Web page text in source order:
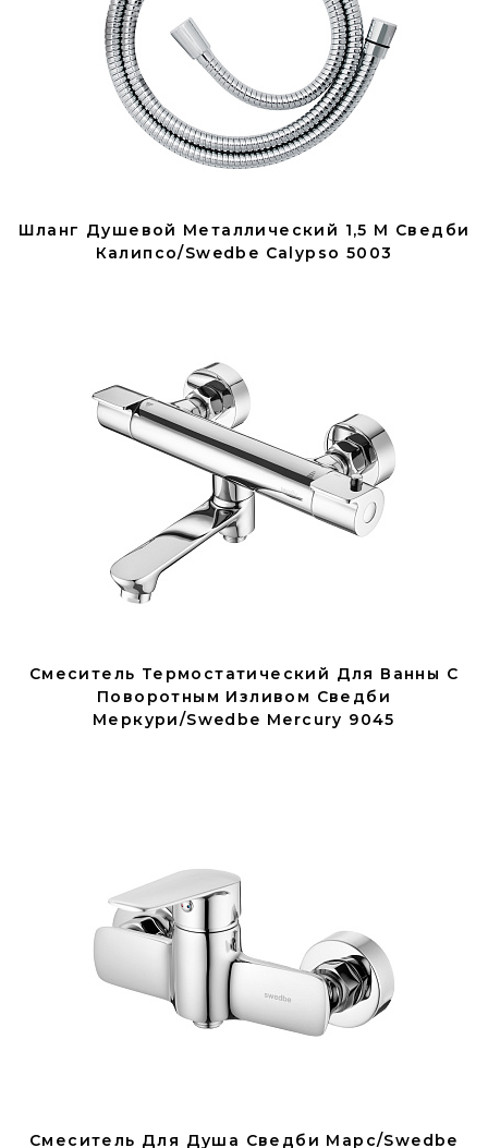
Шланг Душевой Металлический 1,5 М Сведби
Калипсо/Swedbe Calypso 5003
Смеситель Термостатический Для Ванны С
Поворотным Изливом Сведби
Меркури/Swedbe Mercury 9045
Смеситель Для Душа Сведби Марс/Swedbe